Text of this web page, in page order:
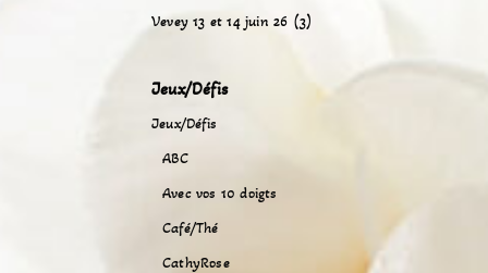
Vevey 13 et 14 juin 26 (3)
Jeux/Défis
Jeux/Défis
ABC
Avec vos 10 doigts
Café/Thé
CathyRose